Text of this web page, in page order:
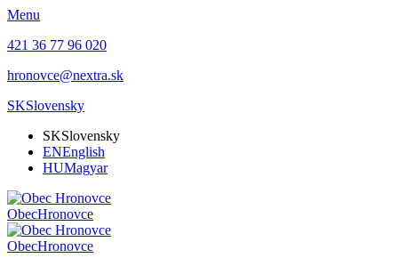
Menu
421 36 77 96 020
hronovce@nextra.sk
SKSlovensky
SKSlovensky
ENEnglish
HUMagyar
ObecHronovce
ObecHronovce